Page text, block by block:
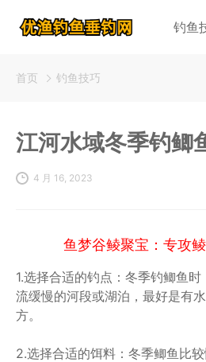
钓鱼
首页 钓鱼技巧
江河水域冬季钓鲫
4 月 16, 2023
鱼梦谷鲮聚宝：专攻
1.选择合适的钓点：冬季钓鲫鱼
流缓慢的河段或湖泊，最好是有
方。
2.选择合适的饵料：冬季鲫鱼比